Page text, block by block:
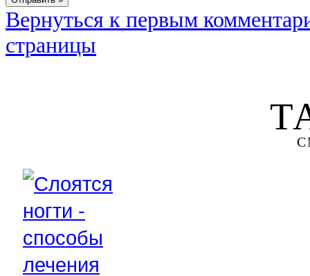
Вернуться к первым
страницы